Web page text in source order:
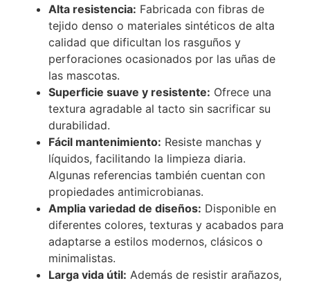
Alta resistencia: Fabricada con fibras de
tejido denso o materiales sintéticos de alta
calidad que dificultan los rasguños y
perforaciones ocasionados por las uñas de
las mascotas.
Superficie suave y resistente: Ofrece una
textura agradable al tacto sin sacrificar su
durabilidad.
Fácil mantenimiento: Resiste manchas y
líquidos, facilitando la limpieza diaria.
Algunas referencias también cuentan con
propiedades antimicrobianas.
Amplia variedad de diseños: Disponible en
diferentes colores, texturas y acabados para
adaptarse a estilos modernos, clásicos o
minimalistas.
Larga vida útil: Además de resistir arañazos,